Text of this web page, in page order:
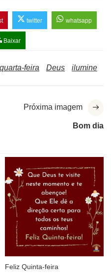
twitter whatsapp
Baixar
quarta-feira Deus ilumine
Próxima imagem
Bom dia
Feliz Quinta-feira